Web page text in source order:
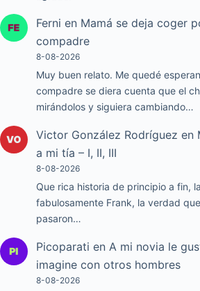
Ferni en Mamá se deja coger
compadre
8-08-2026
Muy buen relato. Me quedé
compadre se diera cuenta que el
mirándolos y siguiera cambiando…
Victor González Rodríguez en
a mi tía – I, II, III
8-08-2026
Que rica historia de principio a fin,
fabulosamente Frank, la verdad
pasaron…
Picoparati en A mi novia le
imagine con otros hombres
8-08-2026